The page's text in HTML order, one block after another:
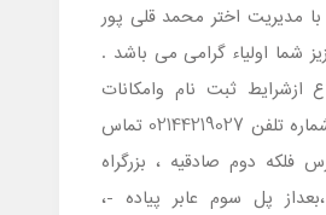
با مدیریت اختر محمد قلی پور
شما اولیاء گرامی می باشد .
ثبت نام وامکانات
مدرسه تربیت با شماره تلفن 02144219027 تماس
فلکه دوم صادقیه ، بزرگراه
پل سوم عابر پیاده -،